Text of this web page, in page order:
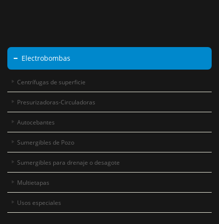
Electrobombas
Centrífugas de superficie
Presurizadoras-Circuladoras
Autocebantes
Sumergibles de Pozo
Sumergibles para drenaje o desagote
Multietapas
Usos especiales